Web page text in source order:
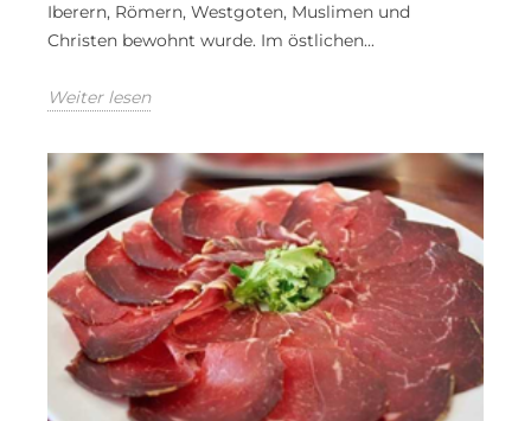
Iberern, Römern, Westgoten, Muslimen und
Christen bewohnt wurde. Im östlichen...
Weiter lesen